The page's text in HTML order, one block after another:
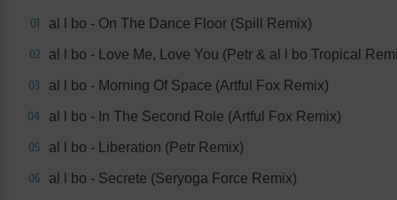
01 al l bo - On The Dance Floor (Spill Remix)
02 al l bo - Love Me, Love You (Petr & al l bo Tropical
03 al l bo - Morning Of Space (Artful Fox Remix)
04 al l bo - In The Second Role (Artful Fox Remix)
05 al l bo - Liberation (Petr Remix)
06 al l bo - Secrete (Seryoga Force Remix)